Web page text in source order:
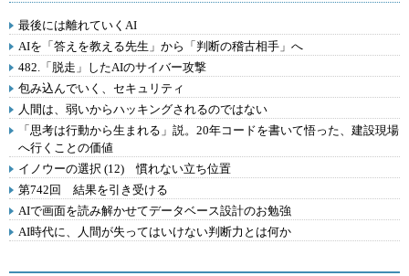
最後には離れていくAI
AIを「答えを教える先生」から「判断の稽古相手」へ
482.「脱走」したAIのサイバー攻撃
包み込んでいく、セキュリティ
人間は、弱いからハッキングされるのではない
「思考は行動から生まれる」説。20年コードを書いて悟った、建設現場
へ行くことの価値
イノウーの選択 (12) 慣れない立ち位置
第742回 結果を引き受ける
AIで画面を読み解かせてデータベース設計のお勉強
AI時代に、人間が失ってはいけない判断力とは何か